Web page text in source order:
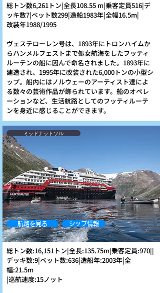
総トン数6,261トン|全長108.55 m|乗客定員516|デ
ッキ数7|ベット数299|造船1983年|全幅16.5m|
改装年1988/1995
ヴェステローレン号は、1893年にトロンハイムか
らハンメルフェストまで処女航海をしたフッティ
ルーテンの船に因んで命名されました。1893年に
建造され、1995年に改装された6,000トンの小型シ
ップ。船内にはノルウェーのアーティスト達によ
る数々の芸術作品が飾られています。船のオペレ
ーションなど、生活航路としてのフッティルーテ
ンを身近に感じることができます。
航路を見る シップ情報
ミッドナットソル
総トン数:16,151トン|全長:135.75m|乗客定員:970||
デッキ数:9|ベット数:636|造船年:2003年|全
幅:21.5m
|巡航速度:15ノット